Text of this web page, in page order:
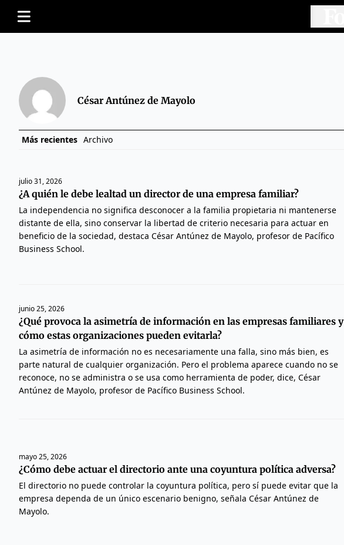
César Antúnez de Mayolo
Más recientes Archivo
julio 31, 2026
¿A quién le debe lealtad un director de una empresa familiar?
La independencia no significa desconocer a la familia propietaria ni mantenerse
distante de ella, sino conservar la libertad de criterio necesaria para actuar en
beneficio de la sociedad, destaca César Antúnez de Mayolo, profesor de Pacífico
Business School.
junio 25, 2026
¿Qué provoca la asimetría de información en las empresas familiares y
cómo estas organizaciones pueden evitarla?
La asimetría de información no es necesariamente una falla, sino más bien, es
parte natural de cualquier organización. Pero el problema aparece cuando no se
reconoce, no se administra o se usa como herramienta de poder, dice, César
Antúnez de Mayolo, profesor de Pacífico Business School.
mayo 25, 2026
¿Cómo debe actuar el directorio ante una coyuntura política adversa?
El directorio no puede controlar la coyuntura política, pero sí puede evitar que la
empresa dependa de un único escenario benigno, señala César Antúnez de
Mayolo.